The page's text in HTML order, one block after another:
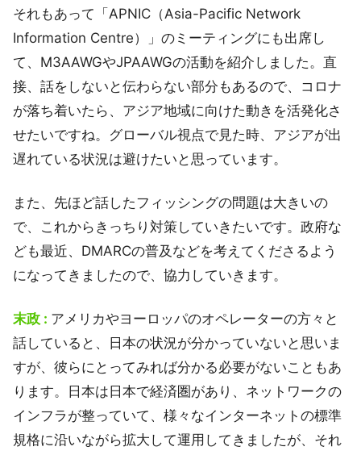
それもあって「APNIC（Asia-Pacific Network
Information Centre）」のミーティングにも出席し
て、M3AAWGやJPAAWGの活動を紹介しました。直
接、話をしないと伝わらない部分もあるので、コロナ
が落ち着いたら、アジア地域に向けた動きを活発化さ
せたいですね。グローバル視点で見た時、アジアが出
遅れている状況は避けたいと思っています。
また、先ほど話したフィッシングの問題は大きいの
で、これからきっちり対策していきたいです。政府な
ども最近、DMARCの普及などを考えてくださるよう
になってきましたので、協力していきます。
末政 : アメリカやヨーロッパのオペレーターの方々と
話していると、日本の状況が分かっていないと思いま
すが、彼らにとってみれば分かる必要がないこともあ
ります。日本は日本で経済圏があり、ネットワークの
インフラが整っていて、様々なインターネットの標準
規格に沿いながら拡大して運用してきましたが、それ